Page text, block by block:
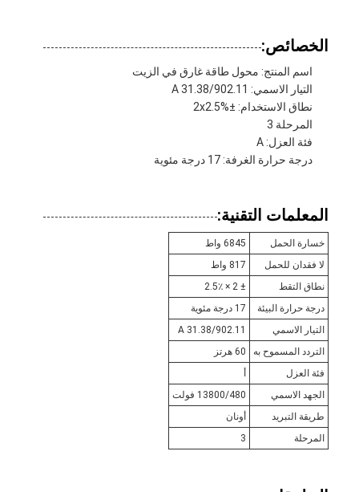
الخصائص:
اسم المنتج: محول طاقة غارق في الزيت
التيار الاسمي: 31.38/902.11 A
نطاق الاستخدام: ±2x2.5%
المرحلة 3
فئة العزل: A
درجة حرارة الغرفة: 17 درجة مئوية
المعلمات التقنية:
خسارة الحمل
6845 واط
لا فقدان للحمل
817 واط
نطاق التقط
± 2 × 2.5٪
درجة حرارة البيئة
17 درجة مئوية
التيار الاسمي
31.38/902.11 A
التردد المسموح به
60 هرتز
فئة العزل
الجهد الاسمي
13800/480 فولت
طريقة التبريد
أونان
المرحلة
3